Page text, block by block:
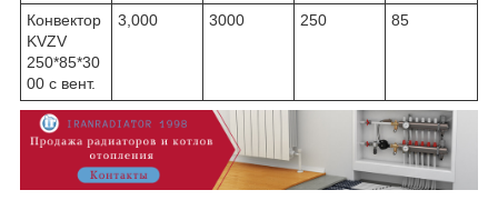
Конвектор
KVZV
250*85*30
00 с вент.
3,000 3000 250 85